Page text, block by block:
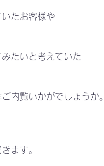
たお客様や
たいと考えていた
内覧いかがでしょうか。
ます。